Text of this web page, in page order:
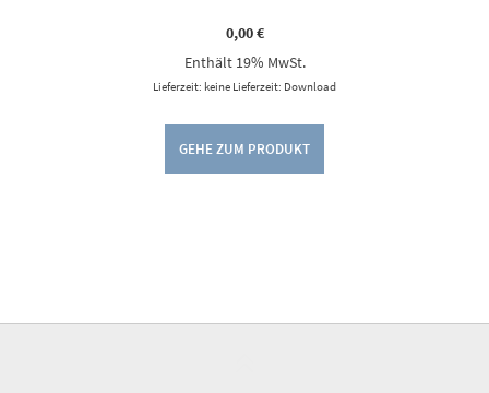
0,00€
Enthält 19% MwSt.
Lieferzeit: keine Lieferzeit: Download
GEHE ZUM PRODUKT